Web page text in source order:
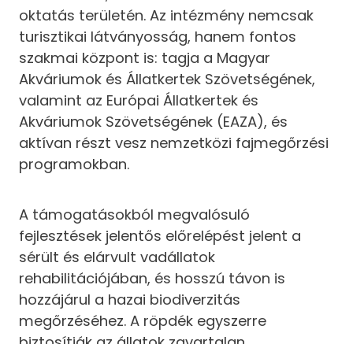
oktatás területén. Az intézmény nemcsak
turisztikai látványosság, hanem fontos
szakmai központ is: tagja a Magyar
Akváriumok és Állatkertek Szövetségének,
valamint az Európai Állatkertek és
Akváriumok Szövetségének (EAZA), és
aktívan részt vesz nemzetközi fajmegőrzési
programokban.
A támogatásokból megvalósuló
fejlesztések jelentős előrelépést jelent a
sérült és elárvult vadállatok
rehabilitációjában, és hosszú távon is
hozzájárul a hazai biodiverzitás
megőrzéséhez. A röpdék egyszerre